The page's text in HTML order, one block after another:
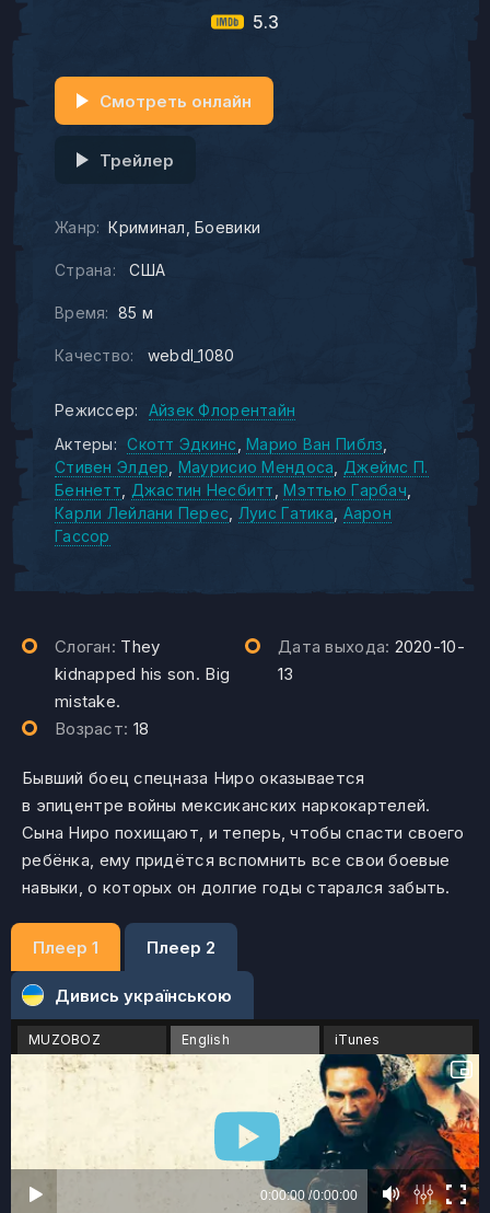
5.3
Жанр: Криминал Боевики
Страна: США
Время: 85 м
Качество: webdl_1080
Смотреть онлайн
Трейлер
Режиссер:
Айзек Флорентайн
Актеры:
Скотт Эдкинс Марио Ван Пиблз
Стивен Элдер Маурисио Мендоса
Джеймс П.
Беннетт
Джастин Несбитт
Мэттью Гарбач
Карли Лейлани Перес
Луис Гатика Аарон
Гассор
Слоган: They
kidnapped his son. Big
mistake.
Дата выхода: 2020-10-
13
Возраст: 18
Бывший боец спецназа Ниро оказывается
в эпицентре войны мексиканских наркокартелей.
Сына Ниро похищают, и теперь, чтобы спасти своего
ребёнка, ему придётся вспомнить все свои боевые
навыки, о которых он долгие годы старался забыть.
Плеер 1 Плеер 2
Дивись українською
MUZOBOZ English iTunes